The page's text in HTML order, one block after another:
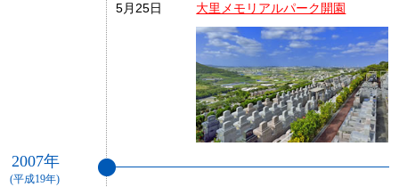
5月25日 大里メモリアルパーク開園
2007年
(平成19年)